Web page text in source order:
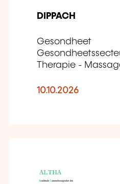
DIPPACH
Gesondheet
Therapie -
10.10.2026